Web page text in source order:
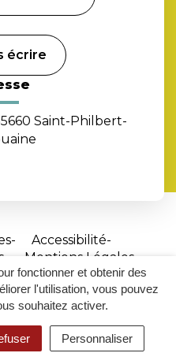
fonctionner et obtenir des
l'utilisation, vous pouvez
souhaitez activer.
Personnaliser
ACCESSIBILITÉ
écrire
Saint-Philbert-
Accessibilité
Mentions Légales